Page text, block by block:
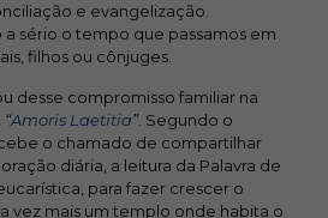
e evangelização.
sério o tempo que passamos em
filhos ou cônjuges.
desse compromisso familiar na
“Amoris Laetitia”. Segundo o
o chamado de compartilhar
diária, a leitura da Palavra de
para fazer crescer o
vez mais um templo onde habita o